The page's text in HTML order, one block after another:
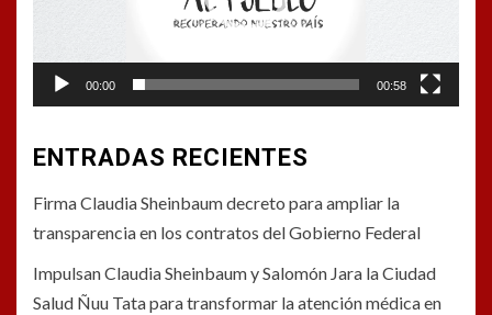
00:00 00:58
ENTRADAS RECIENTES
Firma Claudia Sheinbaum decreto para ampliar la
transparencia en los contratos del Gobierno Federal
Impulsan Claudia Sheinbaum y Salomón Jara la Ciudad
Salud Ñuu Tata para transformar la atención médica en